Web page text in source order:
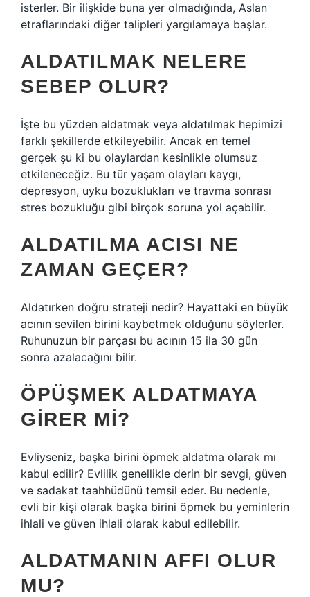
isterler. Bir ilişkide buna yer olmadığında, Aslan
etraflarındaki diğer talipleri yargılamaya başlar.
ALDATILMAK NELERE
SEBEP OLUR?
İşte bu yüzden aldatmak veya aldatılmak hepimizi
farklı şekillerde etkileyebilir. Ancak en temel
gerçek şu ki bu olaylardan kesinlikle olumsuz
etkileneceğiz. Bu tür yaşam olayları kaygı,
depresyon, uyku bozuklukları ve travma sonrası
stres bozukluğu gibi birçok soruna yol açabilir.
ALDATILMA ACISI NE
ZAMAN GEÇER?
Aldatırken doğru strateji nedir? Hayattaki en büyük
acının sevilen birini kaybetmek olduğunu söylerler.
Ruhunuzun bir parçası bu acının 15 ila 30 gün
sonra azalacağını bilir.
ÖPÜŞMEK ALDATMAYA
GIRER MI?
Evliyseniz, başka birini öpmek aldatma olarak mı
kabul edilir? Evlilik genellikle derin bir sevgi, güven
ve sadakat taahhüdünü temsil eder. Bu nedenle,
evli bir kişi olarak başka birini öpmek bu yeminlerin
ihlali ve güven ihlali olarak kabul edilebilir.
ALDATMANIN AFFI OLUR
MU?